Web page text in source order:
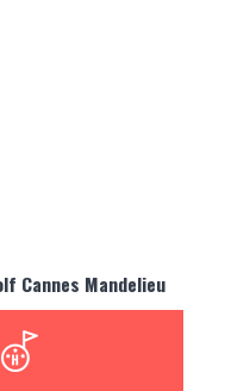
Cannes Mandelieu